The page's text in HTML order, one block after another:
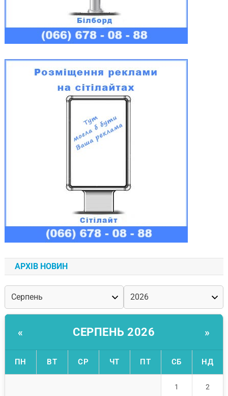
АРХІВ НОВИН
« СЕРПЕНЬ 2026 »
ПН ВТ СР ЧТ ПТ СБ НД
1 2